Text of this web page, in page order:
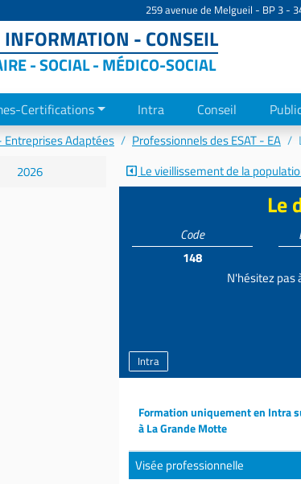
259 avenue de Melgueil - BP 3 -
- CONSEIL
- SOCIAL - MÉDICO-SOCIAL
Certifications Intra Conseil
Entreprises Adaptées Professionnels des ESAT - EA
2026 Le vieillissement de la
Le
Code
148
N'hésitez pas
Intra
Formation uniquement en Intra
à La Grande Motte
Visée professionnelle